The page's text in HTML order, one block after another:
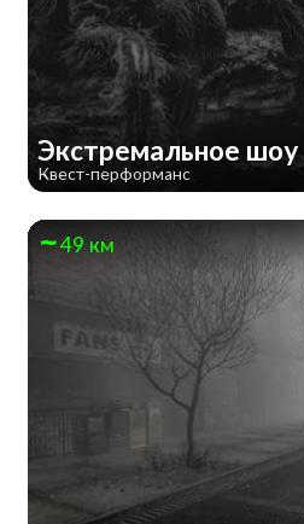
Экстремальное шоу
Квест-перформанс
49 км